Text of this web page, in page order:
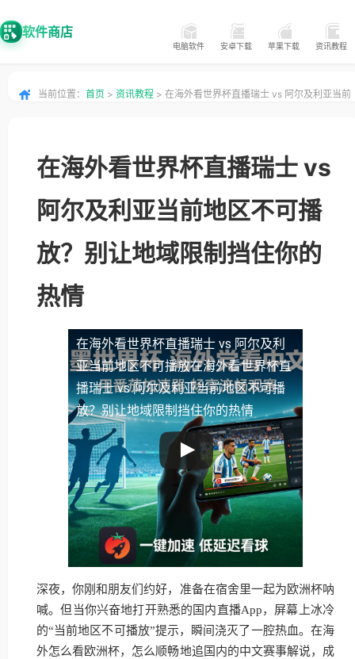
软件商店
电脑软件 安卓下载 苹果下载 资讯教程
当前位置： 首页 > 资讯教程 > 在海外看世界杯直播瑞士 vs 阿尔及利亚当前
在海外看世界杯直播瑞士 vs
阿尔及利亚当前地区不可播
放？别让地域限制挡住你的
热情
在海外看世界杯直播瑞士 vs 阿尔及利
亚当前地区不可播放在海外看世界杯直
播瑞士 vs 阿尔及利亚当前地区不可播
放？别让地域限制挡住你的热情
深夜，你刚和朋友们约好，准备在宿舍里一起为欧洲杯呐
喊。但当你兴奋地打开熟悉的国内直播App，屏幕上冰冷
的“当前地区不可播放”提示，瞬间浇灭了一腔热血。在海
外怎么看欧洲杯，怎么顺畅地追国内的中文赛事解说，成